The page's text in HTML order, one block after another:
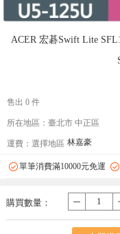
ACER 宏碁Swift Lite
售出 0 件
所在地區：臺北市 中正區
運費： 選擇地區 林嘉豪
單筆消費滿10000元免運
購買數量：
-